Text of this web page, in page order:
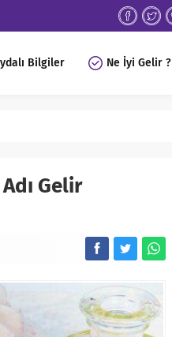
Bilgiler Ne İyi Gelir ?
Gelir